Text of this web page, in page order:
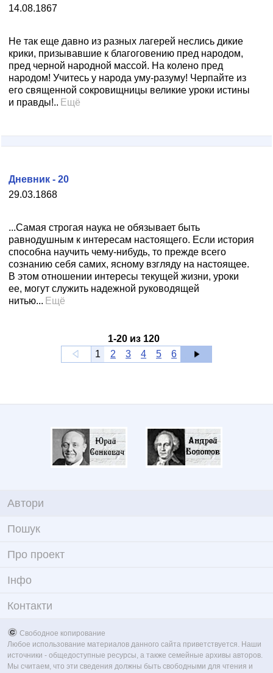
14.08.1867
Не так еще давно из разных лагерей неслись дикие
крики, призывавшие к благоговению пред народом,
пред черной народной массой. На колено пред
народом! Учитесь у народа уму-разуму! Черпайте из
его священной сокровищницы великие уроки истины
и правды!.. Ещё
29.03.1868
Дневник - 20
...Самая строгая наука не обязывает быть
равнодушным к интересам настоящего. Если история
способна научить чему-нибудь, то прежде всего
сознанию себя самих, ясному взгляду на настоящее.
В этом отношении интересы текущей жизни, уроки
ее, могут служить надежной руководящей
нитью... Ещё
1-20из 120
1
2 3 4 5 6
Автори
Пошук
Про проект
Iнфо
Контакти
Свободное копирование
Любое использование материалов данного сайта приветствуется. Наши
источники - общедоступные ресурсы, а также семейные архивы авторов.
Мы считаем, что эти сведения должны быть свободными для чтения и